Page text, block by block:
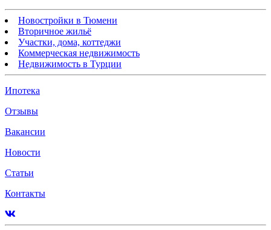
Новостройки в Тюмени
Вторичное жильё
Участки, дома, коттеджи
Коммерческая недвижимость
Недвижимость в Турции
Ипотека
Отзывы
Вакансии
Новости
Статьи
Контакты